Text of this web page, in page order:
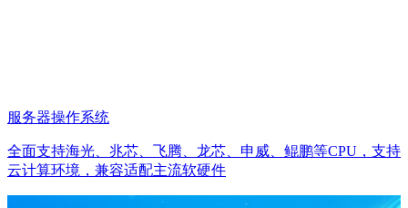
服务器操作系统
全面支持海光、兆芯、飞腾、龙芯、申威、鲲鹏等CPU，支持
云计算环境，兼容适配主流软硬件